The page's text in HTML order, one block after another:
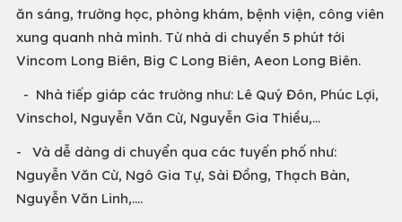
ăn sáng, trường học, phòng khám, bệnh viện, công viên
xung quanh nhà mình. Từ nhà di chuyển 5 phút tới
Vincom Long Biên, Big C Long Biên, Aeon Long Biên.
- Nhà tiếp giáp các trường như: Lê Quý Đôn, Phúc Lợi,
Vinschol, Nguyễn Văn Cừ, Nguyễn Gia Thiều,…
- Và dễ dàng di chuyển qua các tuyến phố như:
Nguyễn Văn Cừ, Ngô Gia Tự, Sài Đồng, Thạch Bàn,
Nguyễn Văn Linh,….